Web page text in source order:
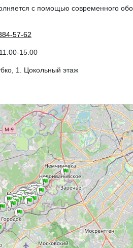
с помощью современного
57-62
15.00
1. Цокольный этаж